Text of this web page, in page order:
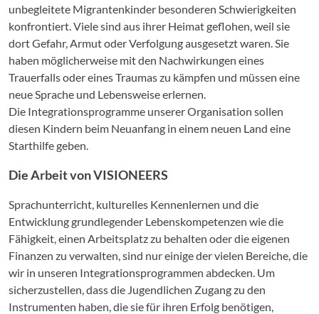
unbegleitete Migrantenkinder besonderen Schwierigkeiten
konfrontiert. Viele sind aus ihrer Heimat geflohen, weil sie
dort Gefahr, Armut oder Verfolgung ausgesetzt waren. Sie
haben möglicherweise mit den Nachwirkungen eines
Trauerfalls oder eines Traumas zu kämpfen und müssen eine
neue Sprache und Lebensweise erlernen.
Die Integrationsprogramme unserer Organisation sollen
diesen Kindern beim Neuanfang in einem neuen Land eine
Starthilfe geben.
Die Arbeit von VISIONEERS
Sprachunterricht, kulturelles Kennenlernen und die
Entwicklung grundlegender Lebenskompetenzen wie die
Fähigkeit, einen Arbeitsplatz zu behalten oder die eigenen
Finanzen zu verwalten, sind nur einige der vielen Bereiche, die
wir in unseren Integrationsprogrammen abdecken. Um
sicherzustellen, dass die Jugendlichen Zugang zu den
Instrumenten haben, die sie für ihren Erfolg benötigen,